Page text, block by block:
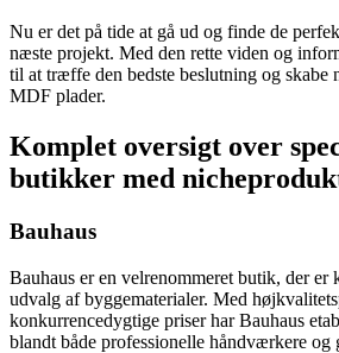
Nu er det på tide at gå ud og finde de
næste projekt. Med den rette viden og
til at træffe den bedste beslutning og skabe
MDF plader.
Komplet oversigt over
butikker med
Bauhaus
Bauhaus er en velrenommeret butik, der er
udvalg af byggematerialer. Med
konkurrencedygtige priser har Bauhaus
blandt både professionelle håndværkere og